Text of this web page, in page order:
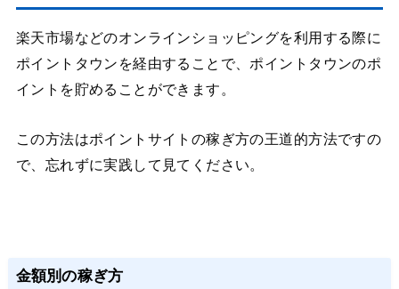
楽天市場などのオンラインショッピングを利用する際に
ポイントタウンを経由することで、ポイントタウンのポ
イントを貯めることができます。
この方法はポイントサイトの稼ぎ方の王道的方法ですの
で、忘れずに実践して見てください。
金額別の稼ぎ方